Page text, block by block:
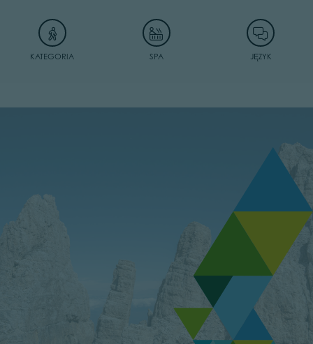
KATEGORIA SPA JĘZYK